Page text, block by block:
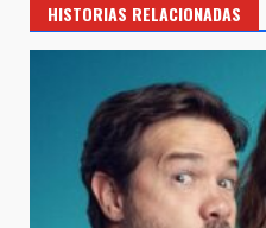
HISTORIAS RELACIONADAS